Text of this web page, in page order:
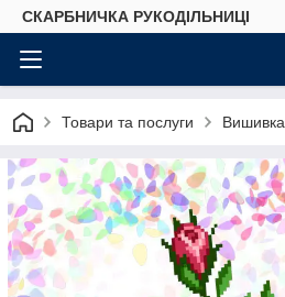
СКАРБНИЧКА РУКОДІЛЬНИЦІ
Товари та послуги Вишивка